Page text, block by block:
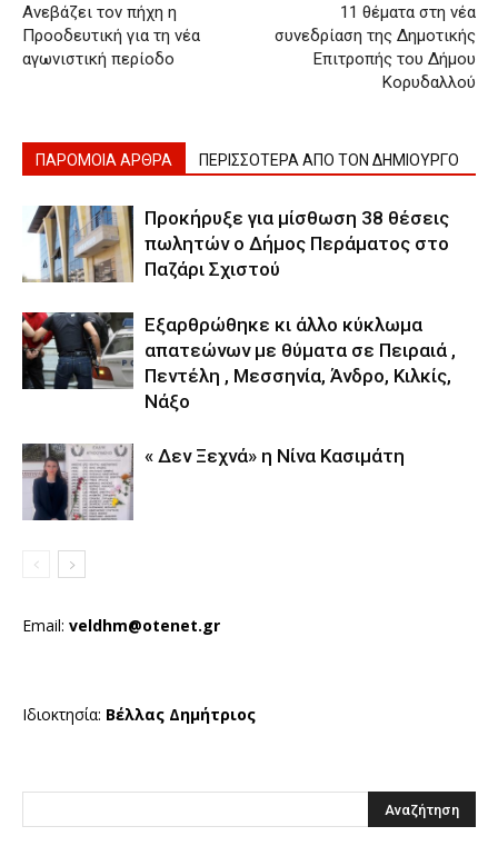
Ανεβάζει τον πήχη η
Προοδευτική για τη νέα
αγωνιστική περίοδο
11 θέματα στη νέα
συνεδρίαση της Δημοτικής
Επιτροπής του Δήμου
Κορυδαλλού
ΠΑΡΟΜΟΙΑ ΑΡΘΡΑ ΠΕΡΙΣΣΟΤΕΡΑ ΑΠΟ ΤΟΝ ΔΗΜΙΟΥΡΓΟ
Προκήρυξε για μίσθωση 38 θέσεις
πωλητών ο Δήμος Περάματος στο
Παζάρι Σχιστού
Εξαρθρώθηκε κι άλλο κύκλωμα
απατεώνων με θύματα σε Πειραιά ,
Πεντέλη , Μεσσηνία, Άνδρο, Κιλκίς,
Νάξο
« Δεν Ξεχνά» η Νίνα Κασιμάτη
Email: veldhm@otenet.gr
Ιδιοκτησία: Βέλλας Δημήτριος